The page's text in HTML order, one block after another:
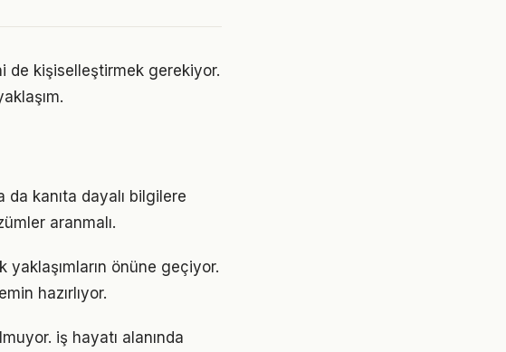
de kişiselleştirmek gerekiyor.
da kanıta dayalı bilgilere
aranmalı.
yaklaşımların önüne geçiyor.
hazırlıyor.
iş hayatı alanında